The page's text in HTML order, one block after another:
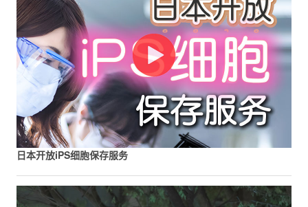
日本开放iPS细胞保存服务